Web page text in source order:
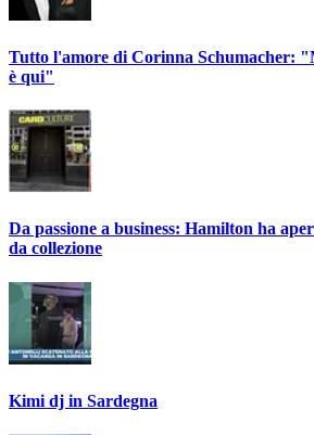
Tutto l'amore di Corinna Schumacher:
è qui"
Da passione a business: Hamilton ha
da collezione
Kimi dj in Sardegna